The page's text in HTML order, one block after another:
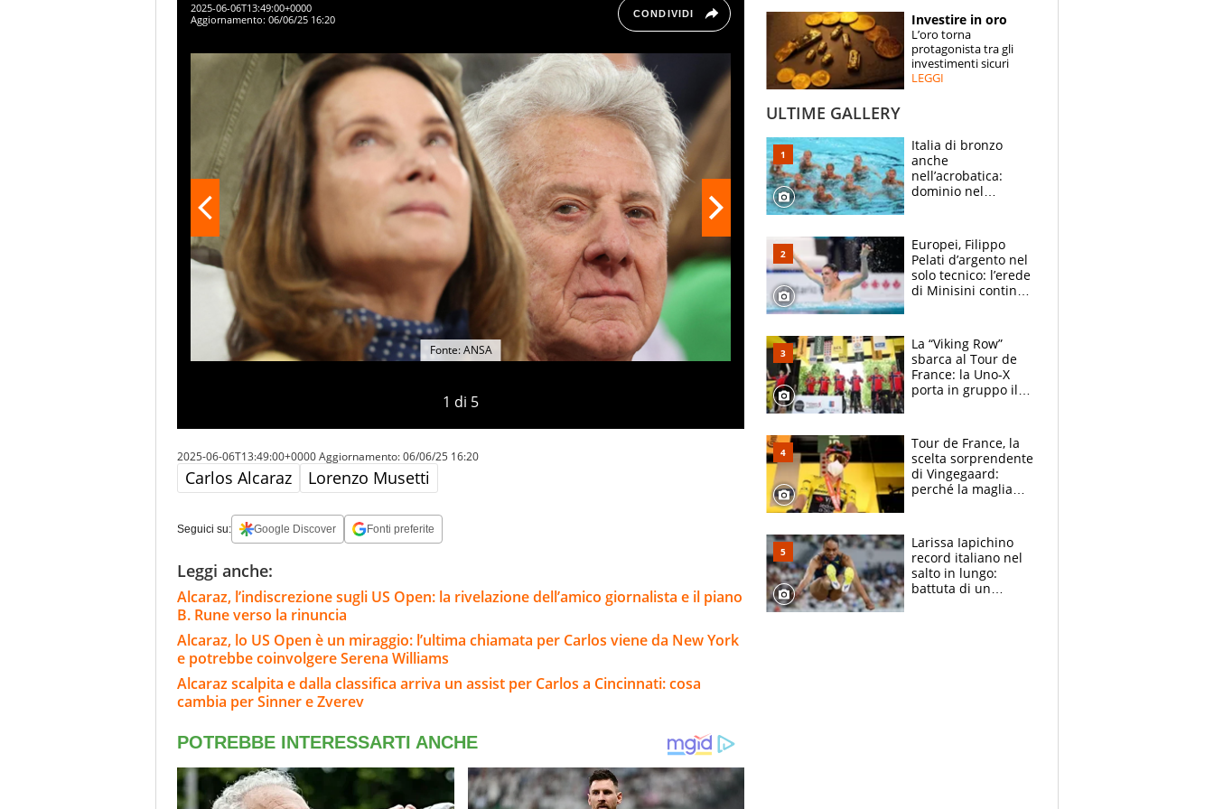
SPECIALI
ESPERTI
2025-06-06T13:49:00+0000
Aggiornamento: 06/06/25 16:20 CONDIVIDI
1 di 5
Fonte: ANSA
2025-06-06T13:49:00+0000Aggiornamento:06/06/25 16:20
Carlos Alcaraz Lorenzo Musetti
Seguici su: Google Discover Fonti preferite
Leggi anche:
Alcaraz, l’indiscrezione sugli US Open: la rivelazione dell’amico giornalista e il piano
B. Rune verso la rinuncia
Alcaraz, lo US Open è un miraggio: l’ultima chiamata per Carlos viene da New York
e potrebbe coinvolgere Serena Williams
Alcaraz scalpita e dalla classifica arriva un assist per Carlos a Cincinnati: cosa
cambia per Sinner e Zverev
Investire in oro
L’oro torna
protagonista tra gli
investimenti sicuri
LEGGI
ULTIME GALLERY
Italia di bronzo
anche
nell’acrobatica:
dominio nel
e compagni
continuare
Europei, Filippo
Pelati d’argento nel
solo tecnico: l’erede
di Minisini continua
mirino
La “Viking Row”
sbarca al Tour de
France: la Uno-X
porta in gruppo il
compagni
Tour de France, la
scelta sorprendente
di Vingegaard:
perché la maglia
rischio da evitare
Larissa Iapichino
record italiano nel
salto in lungo:
battuta di un